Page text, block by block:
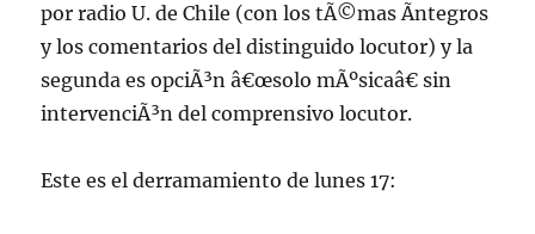
por radio U. de Chile (con los tÃ©mas Ã­ntegros
y los comentarios del distinguido locutor) y la
segunda es opciÃ³n â€œsolo mÃºsicaâ€ sin
intervenciÃ³n del comprensivo locutor.
Este es el derramamiento de lunes 17: